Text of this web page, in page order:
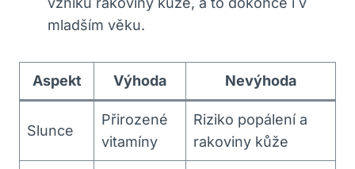
mladším věku.
Aspekt Výhoda Nevýhoda
Slunce
Přirozené
vitamíny
Riziko popálení a
rakoviny kůže